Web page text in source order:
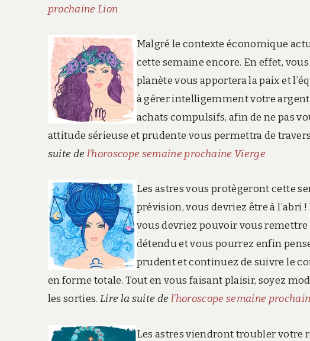
prochaine Lion
Malgré le contexte économique
cette semaine encore. En effet,
planète vous apportera la paix et
à gérer intelligemment votre
achats compulsifs, afin de ne pas
attitude sérieuse et prudente vous permettra de
suite de l’horoscope semaine prochaine Vierge
Les astres vous protègeront cette
prévision, vous devriez être à l’abri
vous devriez pouvoir vous
détendu et vous pourrez enfin
prudent et continuez de suivre le
en forme totale. Tout en vous faisant plaisir, soyez
les sorties.Lire la suite de l’horoscope semaine
Les astres viendront troubler votre